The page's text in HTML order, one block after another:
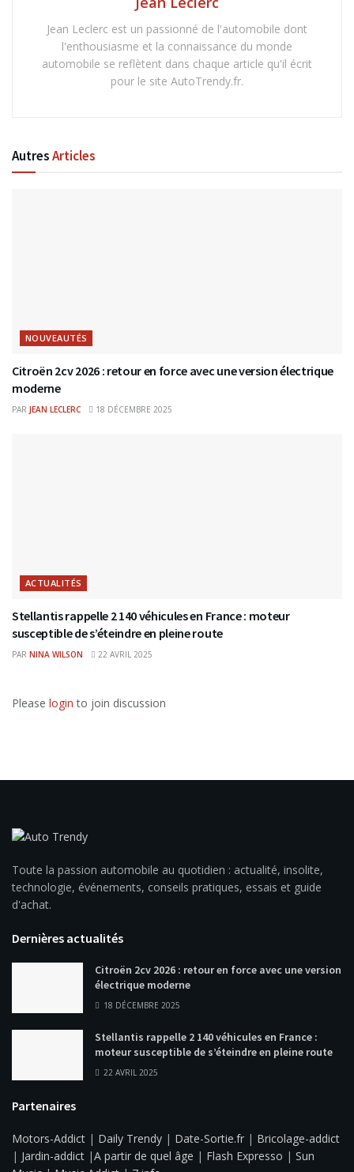
Jean Leclerc est un passionné de l'automobile dont
l'enthousiasme et la connaissance du monde
automobile se reflètent dans chaque article qu'il écrit
pour le site AutoTrendy.fr.
AutresArticles
NOUVEAUTÉS
Citroën 2cv 2026 : retour en force avec une version électrique
moderne
PAR JEAN LECLERC 18 DÉCEMBRE 2025
ACTUALITÉS
Stellantis rappelle 2 140 véhicules en France : moteur
susceptible de s’éteindre en pleine route
PAR NINA WILSON 22 AVRIL 2025
Please login to join discussion
Toute la passion automobile au quotidien : actualité, insolite,
technologie, événements, conseils pratiques, essais et guide
d'achat.
Dernières actualités
Citroën 2cv 2026 : retour en force avec une version
électrique moderne
18 DÉCEMBRE 2025
Stellantis rappelle 2 140 véhicules en France :
moteur susceptible de s’éteindre en pleine route
22 AVRIL 2025
Partenaires
Motors-Addict | Daily Trendy | Date-Sortie.fr | Bricolage-addict
| Jardin-addict |A partir de quel âge | Flash Expresso | Sun